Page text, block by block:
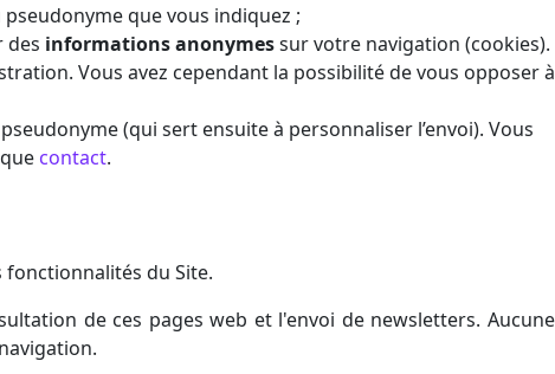
que vous indiquez ;
des informations anonymessur votre navigation (cookies).
Vous avez cependant la possibilité de vous opposer à
(qui sert ensuite à personnaliser l’envoi). Vous
contact.
du Site.
de ces pages web et l'envoi de newsletters. Aucune